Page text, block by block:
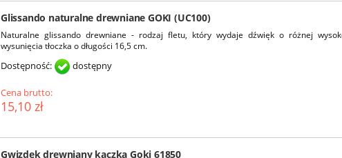
Glissando naturalne drewniane GOKI (UC100)
Naturalne glissando drewniane - rodzaj fletu, który wydaje dźwięk o różnej
wysunięcia tłoczka o długości 16,5 cm.
Dostępność: dostępny
Cena brutto:
15,10 zł
Gwizdek drewniany kaczka Goki 61850